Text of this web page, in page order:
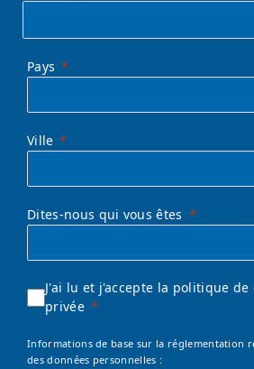
Pays
Ville
Dites-nous qui vous êtes
J'ai lu et j'accepte la politique
privée
Informations de base sur la réglementation
des données personnelles :